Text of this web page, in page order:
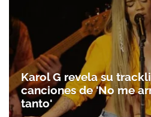
Karol G revela su
canciones de 'No me
tanto'